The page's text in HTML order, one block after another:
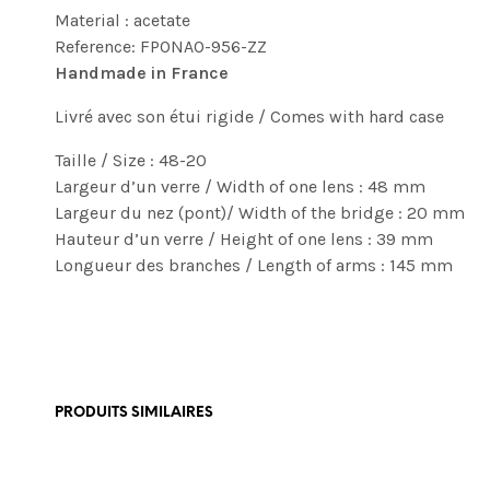
Material : acetate
Reference: FPONAO-956-ZZ
Handmade in France
Livré avec son étui rigide / Comes with hard case
Taille / Size : 48-20
Largeur d’un verre / Width of one lens : 48 mm
Largeur du nez (pont)/ Width of the bridge : 20 mm
Hauteur d’un verre / Height of one lens : 39 mm
Longueur des branches / Length of arms : 145 mm
PRODUITS SIMILAIRES